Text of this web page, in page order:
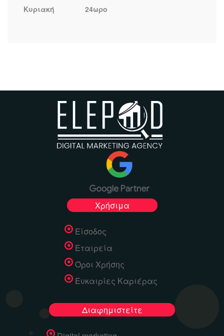
Κυριακή
24ωρο
Χρήσιμα
Είσοδος
Εταιρεία
Όροι Χρήσης
Ευκαιρίες Καριέρας
Διαφημιστείτε